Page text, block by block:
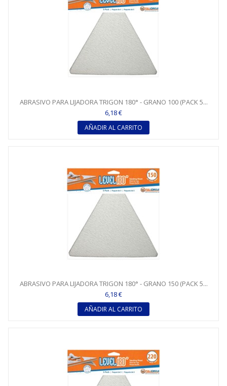
ABRASIVO PARA LIJADORA TRIGON 180° - GRANO 100 (PACK 5...
6,18 €
AÑADIR AL CARRITO
ABRASIVO PARA LIJADORA TRIGON 180° - GRANO 150 (PACK 5...
6,18 €
AÑADIR AL CARRITO